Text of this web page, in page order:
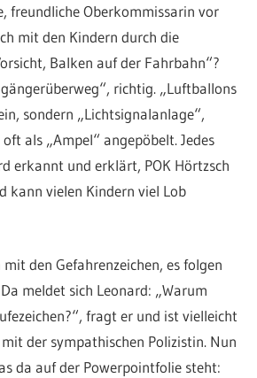
freundliche Oberkommissarin vor
mit den Kindern durch die
Balken auf der Fahrbahn“?
richtig. „Luftballons
sondern „Lichtsignalanlage“,
als „Ampel“ angepöbelt. Jedes
erkannt und erklärt, POK Hörtzsch
kann vielen Kindern viel Lob
den Gefahrenzeichen, es folgen
meldet sich Leonard: „Warum
fragt er und ist vielleicht
der sympathischen Polizistin. Nun
da auf der Powerpointfolie steht: